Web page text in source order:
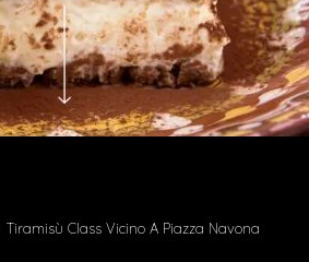
Tiramisù Class Vicino A Piazza Navona